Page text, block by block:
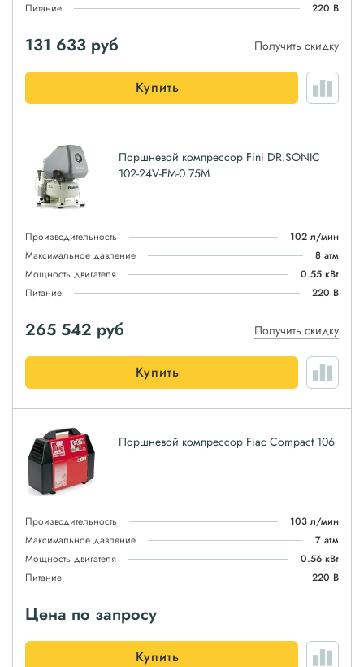
Питание
220 В
131 633 руб Получить скидку
Купить
Поршневой компрессор Fini DR.SONIC
102-24V-FM-0.75M
Производительность
102 л/мин
Максимальное давление
8 атм
Мощность двигателя
0.55 кВт
Питание
220 В
265 542 руб Получить скидку
Купить
Поршневой компрессор Fiac Compact 106
Производительность
103 л/мин
Максимальное давление
7 атм
Мощность двигателя
0.56 кВт
Питание
220 В
Цена по запросу
Купить